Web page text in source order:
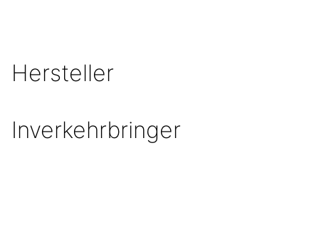
Hersteller
Inverkehrbringer